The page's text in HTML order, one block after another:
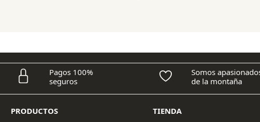
Pagos 100%
seguros
Somos
de la montaña
PRODUCTOS TIENDA